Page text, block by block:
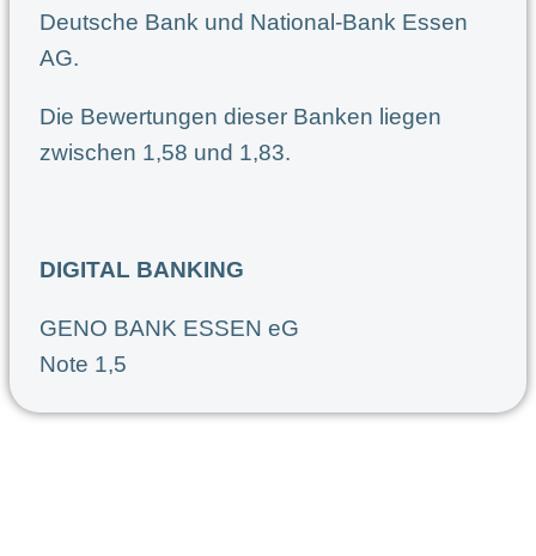
Deutsche Bank und National-Bank Essen
AG.
Die Bewertungen dieser Banken liegen
zwischen 1,58 und 1,83.
DIGITAL BANKING
GENO BANK ESSEN eG
Note 1,5